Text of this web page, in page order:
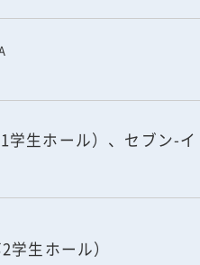
学生ホール）、セブン-イ
生ホール）